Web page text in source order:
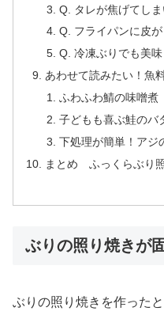
Q. タレが焦げてしま
Q. フライパンに皮
Q. 冷凍ぶりでも美
あわせて読みたい！魚
ふわふわ鯖の味噌煮
子どもも喜ぶ鮭のバ
下処理が簡単！アジ
まとめ ふっくらぶり
ぶりの照り焼きが
ぶりの照り焼きを作った